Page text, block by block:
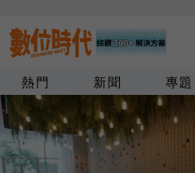
熱門 新聞 專題